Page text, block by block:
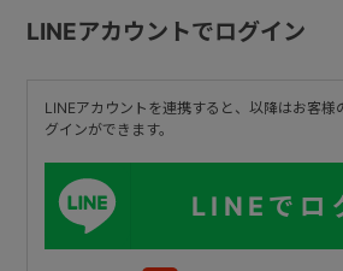
LINEアカウントでログイン
LINEアカウントを連携すると、以降はお客様
グインができます。
LINEでロ